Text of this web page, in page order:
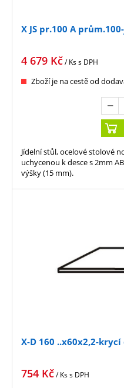
X JS pr.100 A
4 679 Kč/ Kss DPH
Zboží je na cestě od
Jídelní stůl, ocelové stolové
uchycenou k desce s 2mm
výšky (15 mm).
X-D 160 ..x60x2,2-
754 Kč/ Kss DPH